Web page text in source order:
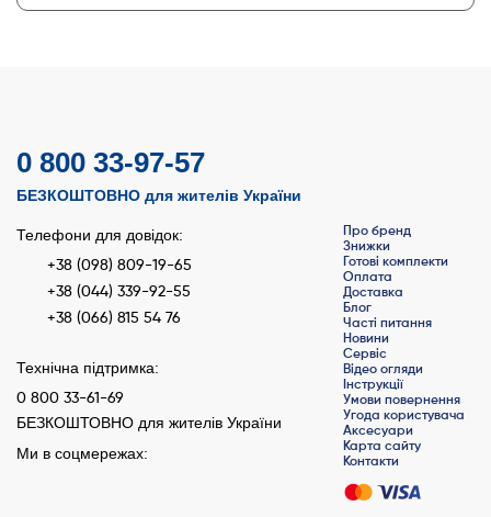
0 800 33-97-57
БЕЗКОШТОВНО для жителів України
Телефони для довідок:
+38 (098) 809-19-65
+38 (044) 339-92-55
+38 (066) 815 54 76
Технічна підтримка:
0 800 33-61-69
БЕЗКОШТОВНО для жителів України
Ми в соцмережах:
Про бренд
Знижки
Готові комплекти
Оплата
Доставка
Блог
Часті питання
Новини
Сервіс
Відео огляди
Інструкції
Умови повернення
Угода користувача
Аксесуари
Карта сайту
Контакти